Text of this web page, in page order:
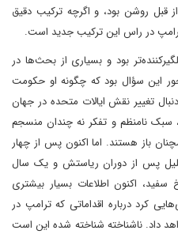
قبل روشن بود، و اگرچه ترکیب دقیق
ترامپ در راس این ترکیب جدید است.
سال 2016 بسیار غافلگیرکننده‌تر بود و بسیاری از بحث‌ها در
این سؤال بود که چگونه او حکومت
تغییر نقش ایالات متحده در جهان
سبک نامنظم و تفکر نه چندان منسجم
باز هستند. اما اکنون پس از چهار
پس از دوران ریاستش و یک سال
سفید، اکنون اطلاعات بسیار بیشتری
کرد درباره اقداماتی که ترامپ در
داد. ناشناخته شناخته شده این است